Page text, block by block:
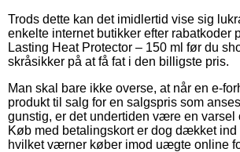
Trods dette kan det imidlertid vise sig
enkelte internet butikker efter rabatkoder
Lasting Heat Protector – 150 ml før du
skråsikker på at få fat i den billigste pris.
Man skal bare ikke overse, at når en e-
produkt til salg for en salgspris som
gunstig, er det undertiden være en
Køb med betalingskort er dog dækket
hvilket værner køber imod uægte online